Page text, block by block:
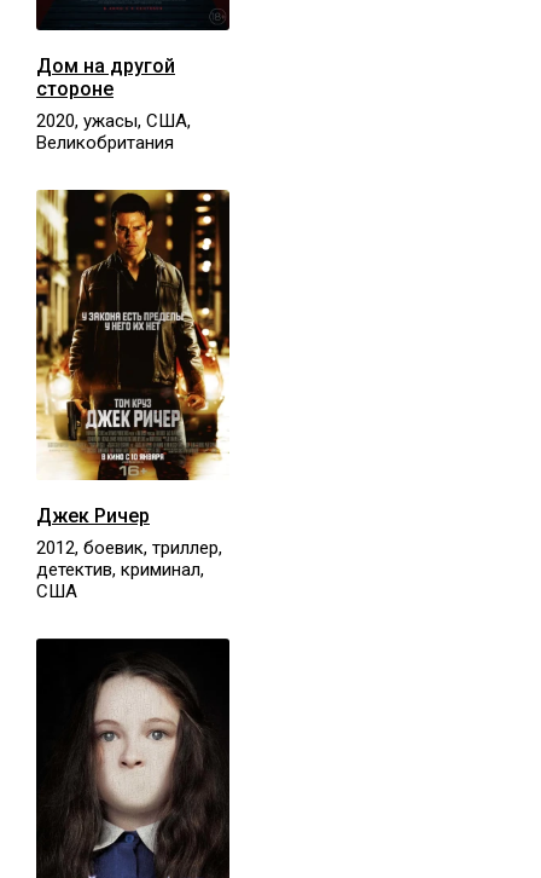
Дом на другой
стороне
2020, ужасы, США,
Великобритания
Джек Ричер
2012, боевик, триллер,
детектив, криминал,
США